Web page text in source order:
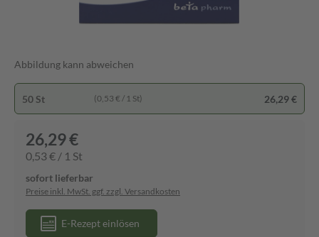
Abbildung kann abweichen
50 St (0,53 € / 1 St) 26,29 €
26,29 €
0,53 € / 1 St
sofort lieferbar
Preise inkl. MwSt. ggf. zzgl. Versandkosten
E-Rezept einlösen